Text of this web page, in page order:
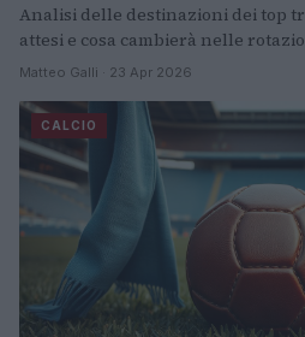
Analisi delle destinazioni dei top
attesi e cosa cambierà nelle
Matteo Galli · 23 Apr 2026
CALCIO